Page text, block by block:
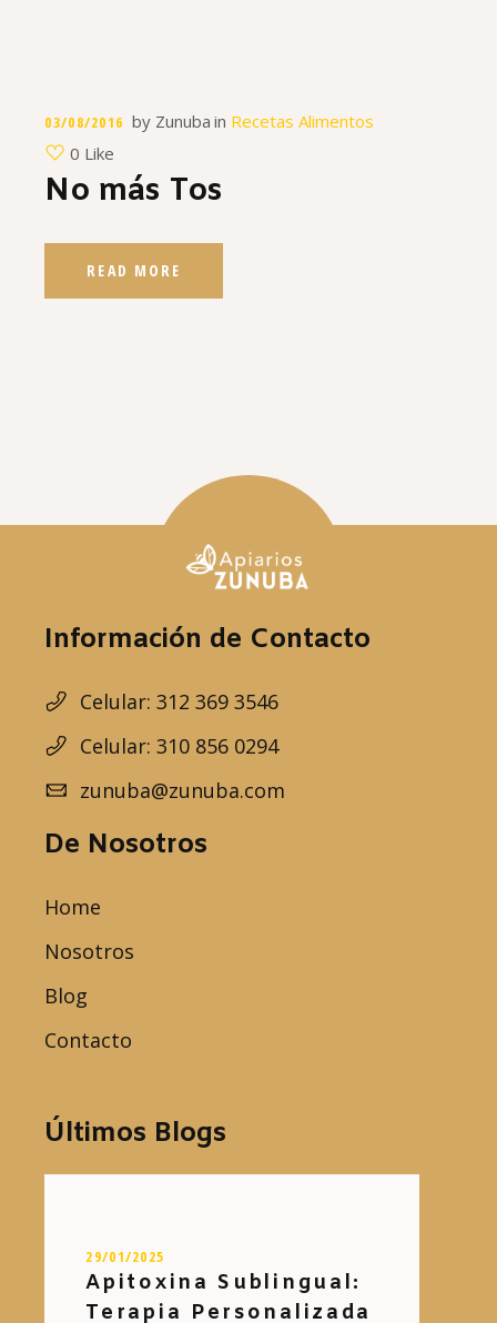
03/08/2016 by Zunuba in Recetas Alimentos
0 Like
No más Tos
READ MORE
Información de Contacto
Celular: 312 369 3546
Celular: 310 856 0294
zunuba@zunuba.com
De Nosotros
Home
Nosotros
Blog
Contacto
Últimos Blogs
29/01/2025
Apitoxina Sublingual:
Terapia Personalizada